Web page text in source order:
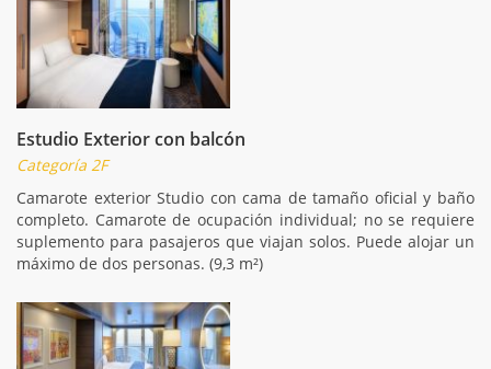
Estudio Exterior con balcón
Categoría 2F
Camarote exterior Studio con cama de tamaño oficial y baño
completo. Camarote de ocupación individual; no se requiere
suplemento para pasajeros que viajan solos. Puede alojar un
máximo de dos personas. (9,3 m²)